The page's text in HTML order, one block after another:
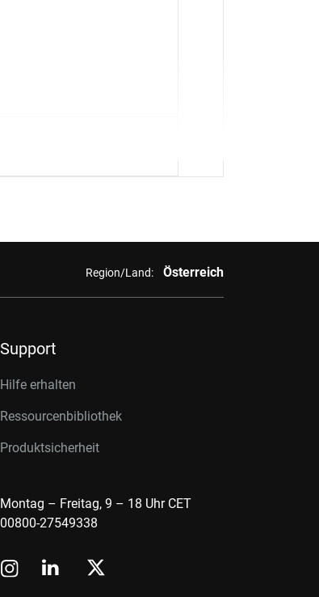
Region/Land: Österreich
Support
Hilfe erhalten
Ressourcenbibliothek
Produktsicherheit
Montag – Freitag, 9 – 18 Uhr CET
00800-27549338